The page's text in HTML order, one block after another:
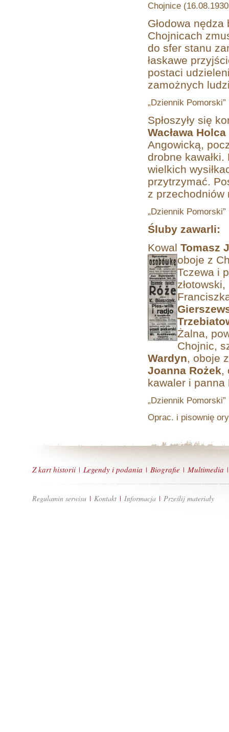
Chojnice
Głodowa
Chojnicach
do sfer stanu
łaskawe
postaci
zamożnych
„Dziennik
Spłoszyły się
Wacława Holca
Angowicką,
drobne
wielkich
przytrzymać.
z przechodniów
„Dziennik
Śluby zawarli:
Kowal Tomasz
oboje z
Tczewa i
Żalna,
Chojnic,
Wardyn, oboje
Joanna Rożek,
kawaler i panna
„Dziennik
Oprac. i pisownię
Z kart historii | Legendy i podania | Biografie | Multimedia |
Regulamin serwisu | Kontakt | Informacja | Prześlij materiały